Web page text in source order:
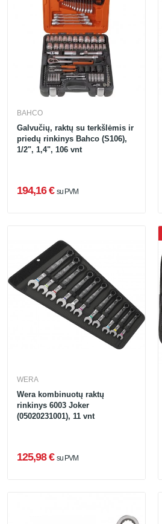
BAHCO
Galvučių, raktų su terkšlėmis ir
priedų rinkinys Bahco (S106),
1/2", 1,4", 106 vnt
194,16 € su PVM
WERA
Wera kombinuotų raktų
rinkinys 6003 Joker
(05020231001), 11 vnt
125,98 € su PVM